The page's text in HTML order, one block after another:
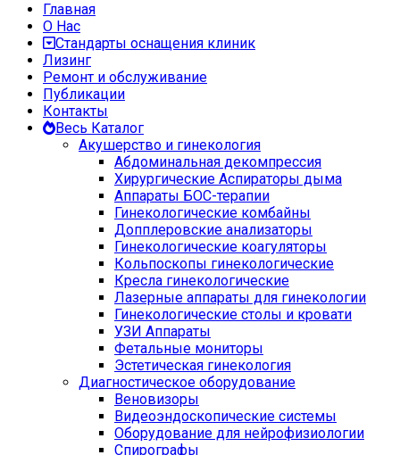
Главная
О Нас
Стандарты оснащения клиник
Лизинг
Ремонт и обслуживание
Публикации
Контакты
Весь Каталог
Акушерство и гинекология
Абдоминальная декомпрессия
Хирургические Аспираторы дыма
Аппараты БОС-терапии
Гинекологические комбайны
Допплеровские анализаторы
Гинекологические коагуляторы
Кольпоскопы гинекологические
Кресла гинекологические
Лазерные аппараты для гинекологии
Гинекологические столы и кровати
УЗИ Аппараты
Фетальные мониторы
Эстетическая гинекология
Диагностическое оборудование
Веновизоры
Видеоэндоскопические системы
Оборудование для нейрофизиологии
Спирографы